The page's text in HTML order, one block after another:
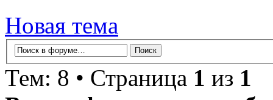
Новая тема
Тем: 8 • Страница 1 из 1